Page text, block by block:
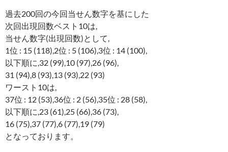
過去200回の今回当せん数字を基にした
次回出現回数ベスト10は,
当せん数字(出現回数)として,
1位 : 15 (118),2位 : 5 (106),3位 : 14 (100),
以下順に,32 (99),10 (97),26 (96),
31 (94),8 (93),13 (93),22 (93)
ワースト10は,
37位 : 12 (53),36位 : 2 (56),35位 : 28 (58),
以下順に,23 (61),25 (66),36 (73),
16 (75),37 (77),6 (77),19 (79)
となっております。